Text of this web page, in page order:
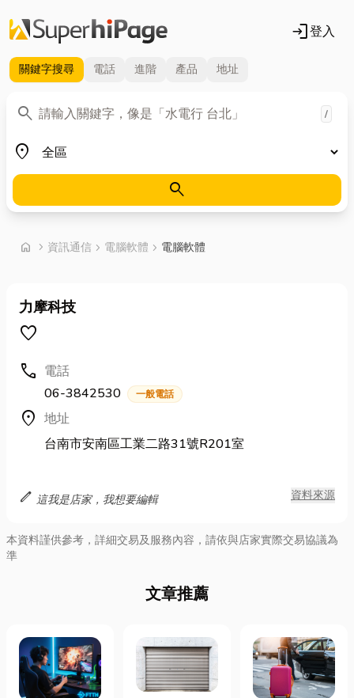
login登入
關鍵字搜尋 電話 進階 產品 地址
search
關鍵字 /
place
地區
search
home chevron_right 首頁
資訊通信 chevron_right 電腦軟體 chevron_right 電腦軟體
力摩科技
favorite
call 電話
06-3842530
一般電話
location_on 地址
台南市安南區工業二路31號R201室
edit 這我是店家，我想要編輯 資料來源
本資料謹供參考，詳細交易及服務內容，請依與店家實際交易協議為
準
文章推薦